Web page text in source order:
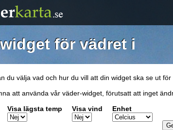
för vädret i
du välja vad och hur du vill att din widget ska se ut
att använda vår väder-widget, förutsatt att inget
Visa lägsta temp Visa vind Enhet